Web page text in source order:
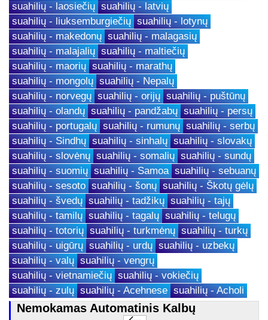
suahilių - laosiečių suahilių - latvių
suahilių - liuksemburgiečių suahilių - lotynų
suahilių - makedonų suahilių - malagasių
suahilių - malajalių suahilių - maltiečių
suahilių - maorių suahilių - marathų
suahilių - mongolų suahilių - Nepalų
suahilių - norvegų suahilių - orijų suahilių - puštūnų
suahilių - olandų suahilių - pandžabų suahilių - persų
suahilių - portugalų suahilių - rumunų suahilių - serbų
suahilių - Sindhų suahilių - sinhalų suahilių - slovakų
suahilių - slovėnų suahilių - somalių suahilių - sundų
suahilių - suomių suahilių - Samoa suahilių - sebuanų
suahilių - sesoto suahilių - šonų suahilių - Škotų gėlų
suahilių - švedų suahilių - tadžikų suahilių - tajų
suahilių - tamilų suahilių - tagalų suahilių - telugų
suahilių - totorių suahilių - turkmėnų suahilių - turkų
suahilių - uigūrų suahilių - urdų suahilių - uzbekų
suahilių - valų suahilių - vengrų
suahilių - vietnamiečių suahilių - vokiečių
suahilių - zulų suahilių - Acehnese suahilių - Acholi
Nemokamas Automatinis Kalbų